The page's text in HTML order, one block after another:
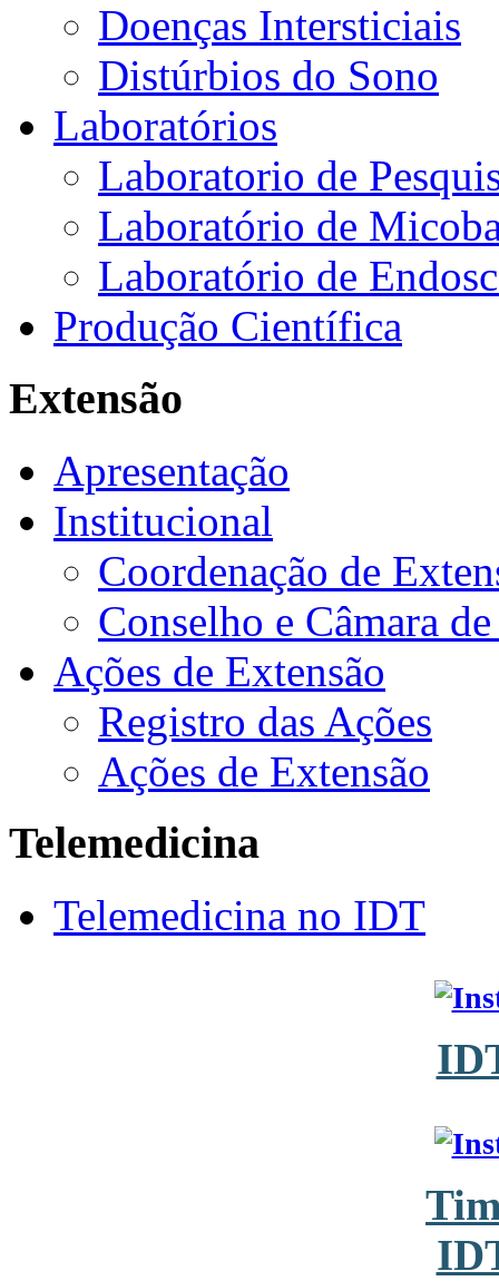
Doenças Intersticiais
Distúrbios do Sono
Laboratórios
Laboratorio de
Laboratório de
Laboratório de
Produção Científica
Extensão
Apresentação
Institucional
Coordenação de
Conselho e Câmara
Ações de Extensão
Registro das Ações
Ações de Extensão
Telemedicina
Telemedicina no IDT